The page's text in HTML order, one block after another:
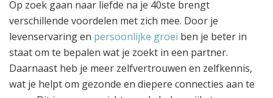
Op zoek gaan naar liefde na je 40ste brengt
verschillende voordelen met zich mee. Door je
levenservaring en persoonlijke groei ben je beter in
staat om te bepalen wat je zoekt in een partner.
Daarnaast heb je meer zelfvertrouwen en zelfkennis,
wat je helpt om gezonde en diepere connecties aan te